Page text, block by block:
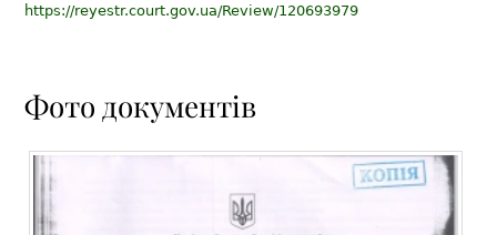
https://reyestr.court.gov.ua/Review/120693979
Фото документів